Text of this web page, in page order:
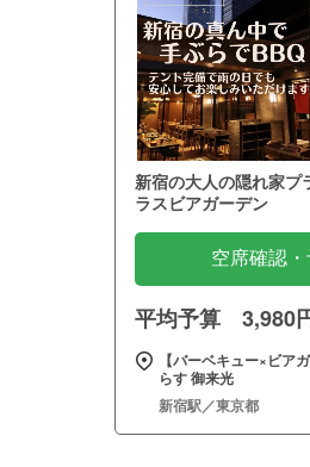
新宿の大人の隠れ家プ
ラスビアガーデン
空席確認・
平均予算 3,980
【バーベキュー×ビア
らす 御来光
新宿駅／東京都